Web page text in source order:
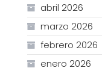
abril 2026
marzo 2026
febrero 2026
enero 2026